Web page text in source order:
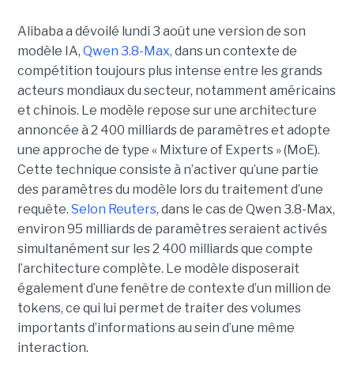
Alibaba a dévoilé lundi 3 août une version de son
modèle IA, Qwen 3.8-Max, dans un contexte de
compétition toujours plus intense entre les grands
acteurs mondiaux du secteur, notamment américains
et chinois. Le modèle repose sur une architecture
annoncée à 2 400 milliards de paramètres et adopte
une approche de type « Mixture of Experts » (MoE).
Cette technique consiste à n’activer qu’une partie
des paramètres du modèle lors du traitement d’une
requête. Selon Reuters, dans le cas de Qwen 3.8-Max,
environ 95 milliards de paramètres seraient activés
simultanément sur les 2 400 milliards que compte
l’architecture complète. Le modèle disposerait
également d’une fenêtre de contexte d’un million de
tokens, ce qui lui permet de traiter des volumes
importants d’informations au sein d’une même
interaction.